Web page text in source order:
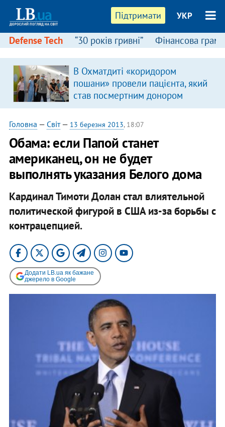
Підтримати УКР
Defense Tech “30 років гривні” Фінансова
В Охматдиті «коридором
пошани» провели пацієнта, який
став посмертним донором
Головна — Світ— 13 березня 2013, 18:07
Обама: если Папой станет
американец, он не будет
выполнять указания Белого дома
Кардинал Тимоти Долан стал влиятельной
политической фигурой в США из-за борьбы с
контрацепцией.
Додати LB.ua як бажане
джерело в Google